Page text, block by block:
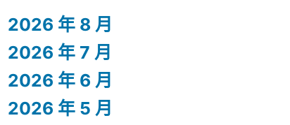
2026 年 8 月
2026 年 7 月
2026 年 6 月
2026 年 5 月